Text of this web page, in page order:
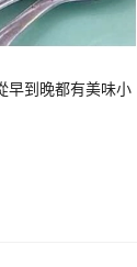
早到晚都有美味小